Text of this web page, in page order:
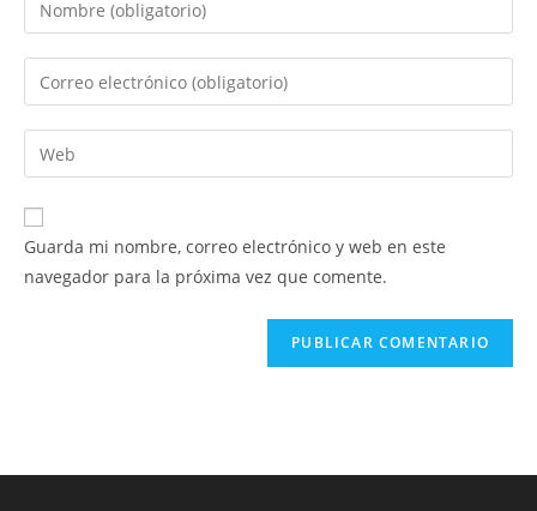
tu
nombre
de
usuario
para
comentar
Introduce
tu
dirección
de
electrónico
para
comentar
Introduce
la
URL
de
Guarda mi nombre, correo electrónico y web en este
navegador para la próxima vez que comente.